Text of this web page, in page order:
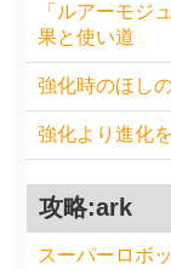
「ルアーモジ
果と使い道
強化時のほし
強化より進化
攻略:ark
スーパーロボ